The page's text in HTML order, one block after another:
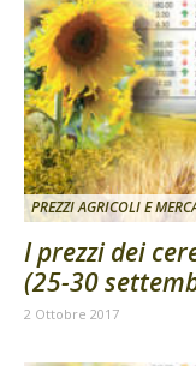
PREZZI AGRICOLI E
I prezzi dei
(25-30
2 Ottobre 2017